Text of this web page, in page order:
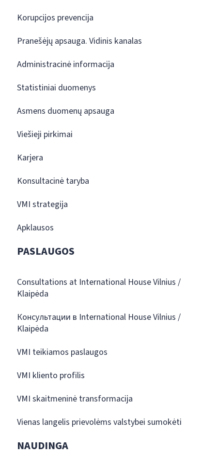
Korupcijos prevencija
Pranešėjų apsauga. Vidinis kanalas
Administracinė informacija
Statistiniai duomenys
Asmens duomenų apsauga
Viešieji pirkimai
Karjera
Konsultacinė taryba
VMI strategija
Apklausos
PASLAUGOS
Consultations at International House Vilnius /
Klaipėda
Консультации в International House Vilnius /
Klaipėda
VMI teikiamos paslaugos
VMI kliento profilis
VMI skaitmeninė transformacija
Vienas langelis prievolėms valstybei sumokėti
NAUDINGA